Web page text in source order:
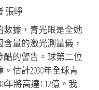
張崢
數據，青光眼是全她
量的激光測量儀，
的警告。球第二位
估計2030年全球青
年將高達1.12億。我